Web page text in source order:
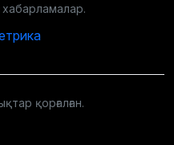
хабарламалар.
қорғалған.